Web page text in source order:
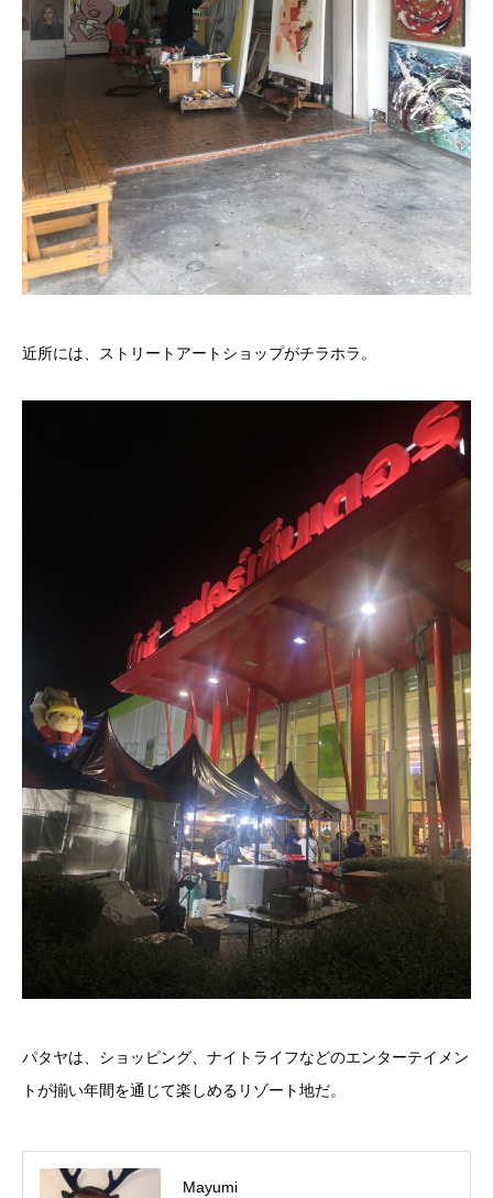
近所には、ストリートアートショップがチラホラ。
パタヤは、ショッピング、ナイトライフなどのエンターテイメン
トが揃い年間を通じて楽しめるリゾート地だ。
Mayumi